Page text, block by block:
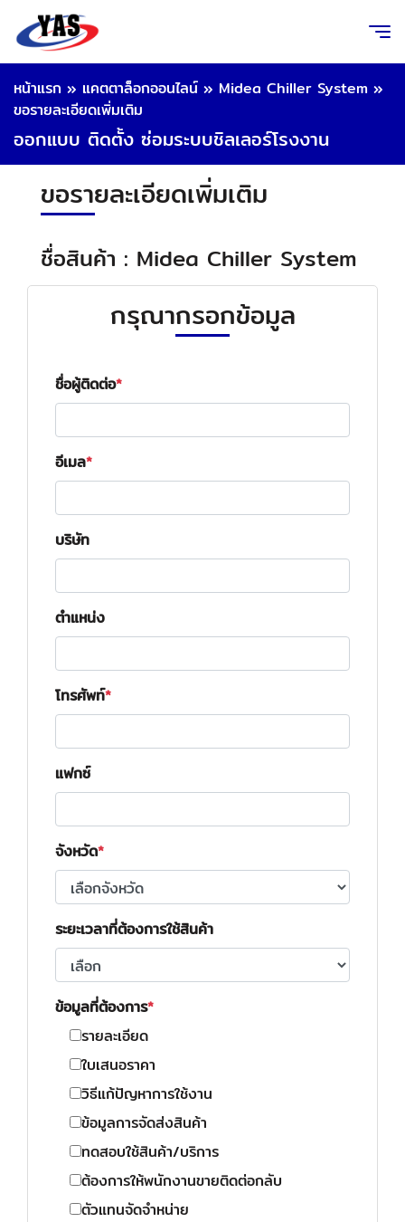
หน้าแรก » แคตตาล็อกออนไลน์ » Midea Chiller System »
ขอรายละเอียดเพิ่มเติม
ออกแบบ ติดตั้ง ซ่อมระบบชิลเลอร์โรงงาน
ขอรายละเอียดเพิ่มเติม
ชื่อสินค้า : Midea Chiller System
กรุณากรอกข้อมูล
ชื่อผู้ติดต่อ
อีเมล
บริษัท
ตำแหน่ง
โทรศัพท์
แฟกซ์
จังหวัด
ระยะเวลาที่ต้องการใช้สินค้า
ข้อมูลที่ต้องการ
รายละเอียด
ใบเสนอราคา
วิธีแก้ปัญหาการใช้งาน
ข้อมูลการจัดส่งสินค้า
ทดสอบใช้สินค้า/บริการ
ต้องการให้พนักงานขายติดต่อกลับ
ตัวแทนจัดจำหน่าย